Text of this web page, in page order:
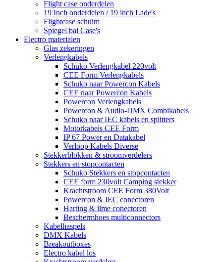
Flight case onderdelen
19 Inch onderdelen / 19 inch Lade's
Flightcase schuim
Spiegel bal Case's
Electro materialen
Glas zekeringen
Verlengkabels
Schuko Verlengkabel 220volt
CEE Form Verlengkabels
Schuko naar Powercon Kabels
CEE naar Powercon Kabels
Powercon Verlengkabels
Powercon & Audio-DMX Combikabels
Schuko naar IEC kabels en splitters
Motorkabels CEE Form
IP 67 Power en Datakabel
Verloop Kabels Diverse
Stekkerblokken & stroomverdelers
Stekkers en stopcontacten
Schuko Stekkers en stopcontacten
CEE form 230volt Camping stekker
Krachtstroom CEE Form 380Volt
Powercon & IEC conectoren
Harting & ilme conectoren
Beschermhoes multiconnectors
Kabelhaspels
DMX Kabels
Breakoutboxes
Electro kabel los